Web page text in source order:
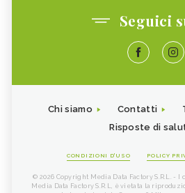
Seguici
Chi siamo Contatti
Risposte di
CONDIZIONI D'USO POLICY
© 2026 Copyright Media Data Factory S.R.L. -
Media Data Factory S.R.L, è vietata la